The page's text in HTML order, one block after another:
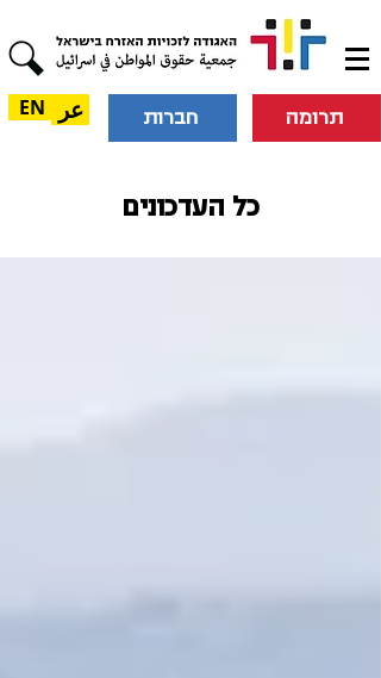
תרומה חברות عر EN
כל העדכונים